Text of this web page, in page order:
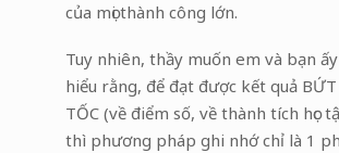
của mọi thành công lớn.
Tuy nhiên, thầy muốn em và bạn ấy
hiểu rằng, để đạt được kết quả BỨT
TỐC (về điểm số, về thành tích học
thì phương pháp ghi nhớ chỉ là 1